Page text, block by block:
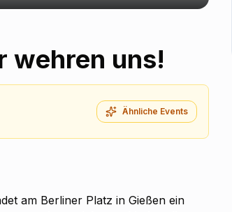
wehren uns!
Ähnliche Events
am Berliner Platz in Gießen ein